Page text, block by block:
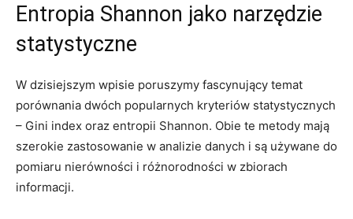
Entropia Shannon jako narzędzie
statystyczne
W dzisiejszym wpisie ‌poruszymy fascynujący temat
porównania dwóch popularnych kryteriów statystycznych
– Gini ​index oraz entropii Shannon.​ Obie te metody ‍mają
szerokie​ zastosowanie⁤ w analizie danych i są używane do
pomiaru nierówności i różnorodności ‌w zbiorach
informacji.